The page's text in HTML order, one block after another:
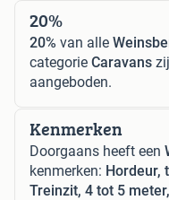
20%
20% van alle
categorie Caravans
aangeboden.
Kenmerken
Doorgaans heeft een
kenmerken: Hordeur,
Treinzit, 4 tot 5